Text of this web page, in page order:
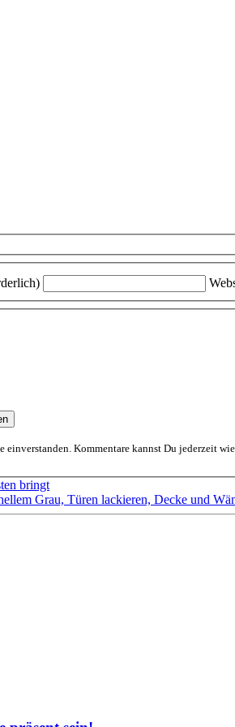
Mit dem Absenden erklärst Du Dich mit der Speicherung und Verarbeitung
bringt
Grau, Türen lackieren, Decke und